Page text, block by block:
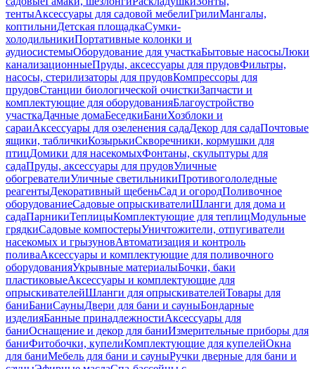
тентыАксессуары для садовой мебелиГрилиМангалы,
коптильниДетская площадкаСумки-
холодильникиПортативные колонки и
аудиосистемыОборудование для участкаБытовые насосыЛюки
канализационныеПруды, аксессуары для прудовФильтры,
насосы, стерилизаторы для прудовКомпрессоры для
прудовСтанции биологической очисткиЗапчасти и
комплектующие для оборудованияБлагоустройство
участкаДачные домаБеседкиБаниХозблоки и
сараиАксессуары для озеленения садаДекор для садаПочтовые
ящики, табличкиКозырькиСкворечники, кормушки для
птицДомики для насекомыхФонтаны, скульптуры для
садаПруды, аксессуары для прудовУличные
обогревателиУличные светильникиПротивогололедные
реагентыДекоративный щебеньСад и огородПоливочное
оборудованиеСадовые опрыскивателиШланги для дома и
садаПарникиТеплицыКомплектующие для теплицМодульные
грядкиСадовые компостерыУничтожители, отпугиватели
насекомых и грызуновАвтоматизация и контроль
поливаАксессуары и комплектующие для поливочного
оборудованияУкрывные материалыБочки, баки
пластиковыеАксессуары и комплектующие для
опрыскивателейШланги для опрыскивателейТовары для
баниБаниСауныДвери для бани и сауныБондарные
изделияБанные принадлежностиАксессуары для
баниОснащение и декор для баниИзмерительные приборы для
баниФитобочки, купелиКомплектующие для купелейОкна
для баниМебель для бани и сауныРучки дверные для бани и